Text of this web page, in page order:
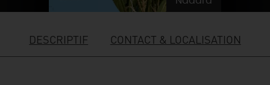
DESCRIPTIF CONTACT & LOCALISATION